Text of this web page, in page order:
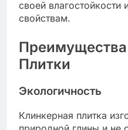
своей влагостойкости
свойствам.
Плитки
Экологичность
Клинкерная плитка